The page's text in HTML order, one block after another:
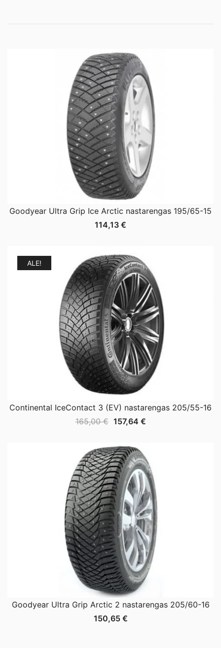
Goodyear Ultra Grip Ice Arctic nastarengas 195/65-15
114,13 €
ALE!
Continental IceContact 3 (EV) nastarengas 205/55-16
165,00€ Alkuperäinen
oli:
165,00 €.
157,64 €Nykyinen
157,64 €.
Goodyear Ultra Grip Arctic 2 nastarengas 205/60-16
150,65 €